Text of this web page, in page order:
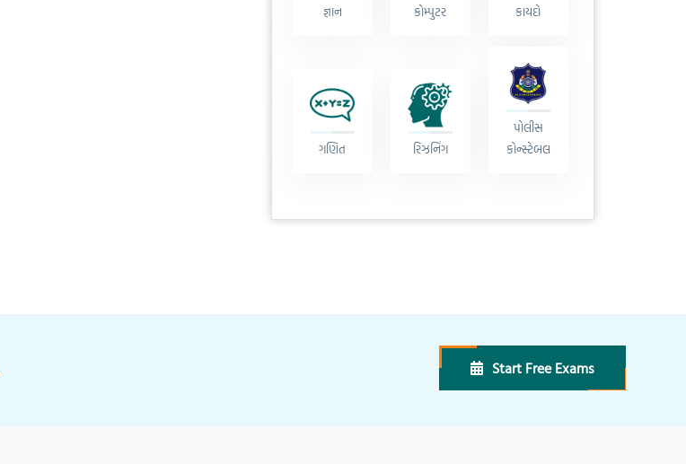
જ્ઞાન
કોમ્પુટર કાયદો
ગણિત રિઝનિંગ
પોલીસ
કોન્સ્ટેબલ
Start Free Exams